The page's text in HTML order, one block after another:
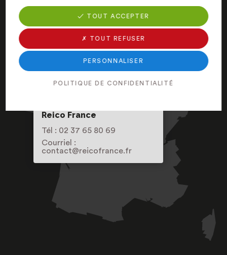
produits ? N’hésitez pas à nous contacter grâce au
formulaire.
Reico France
Tél : 02 37 65 80 69
Courriel :
contact@reicofrance.fr
✓ TOUT ACCEPTER
✗ TOUT REFUSER
PERSONNALISER
POLITIQUE DE CONFIDENTIALITÉ